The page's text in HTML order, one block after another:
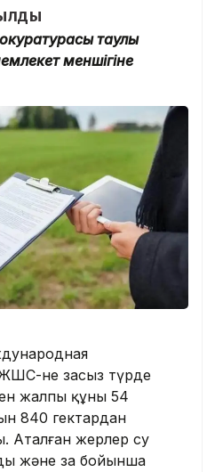
таулы
меншігіне
не заңсыз түрде
жалпы құны 54
840 гектардан
Аталған жерлер су
және заң бойынша